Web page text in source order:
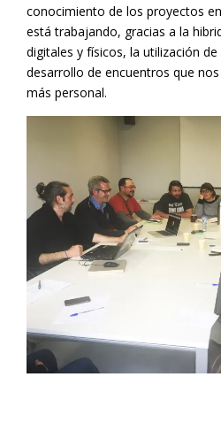
conocimiento de los proyectos
está trabajando, gracias a la
digitales y físicos, la utilización
desarrollo de encuentros que
más personal.